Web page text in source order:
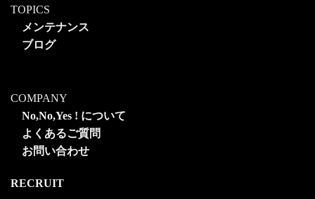
TOPICS
メンテナンス
ブログ
COMPANY
No,No,Yes ! について
よくあるご質問
お問い合わせ
RECRUIT